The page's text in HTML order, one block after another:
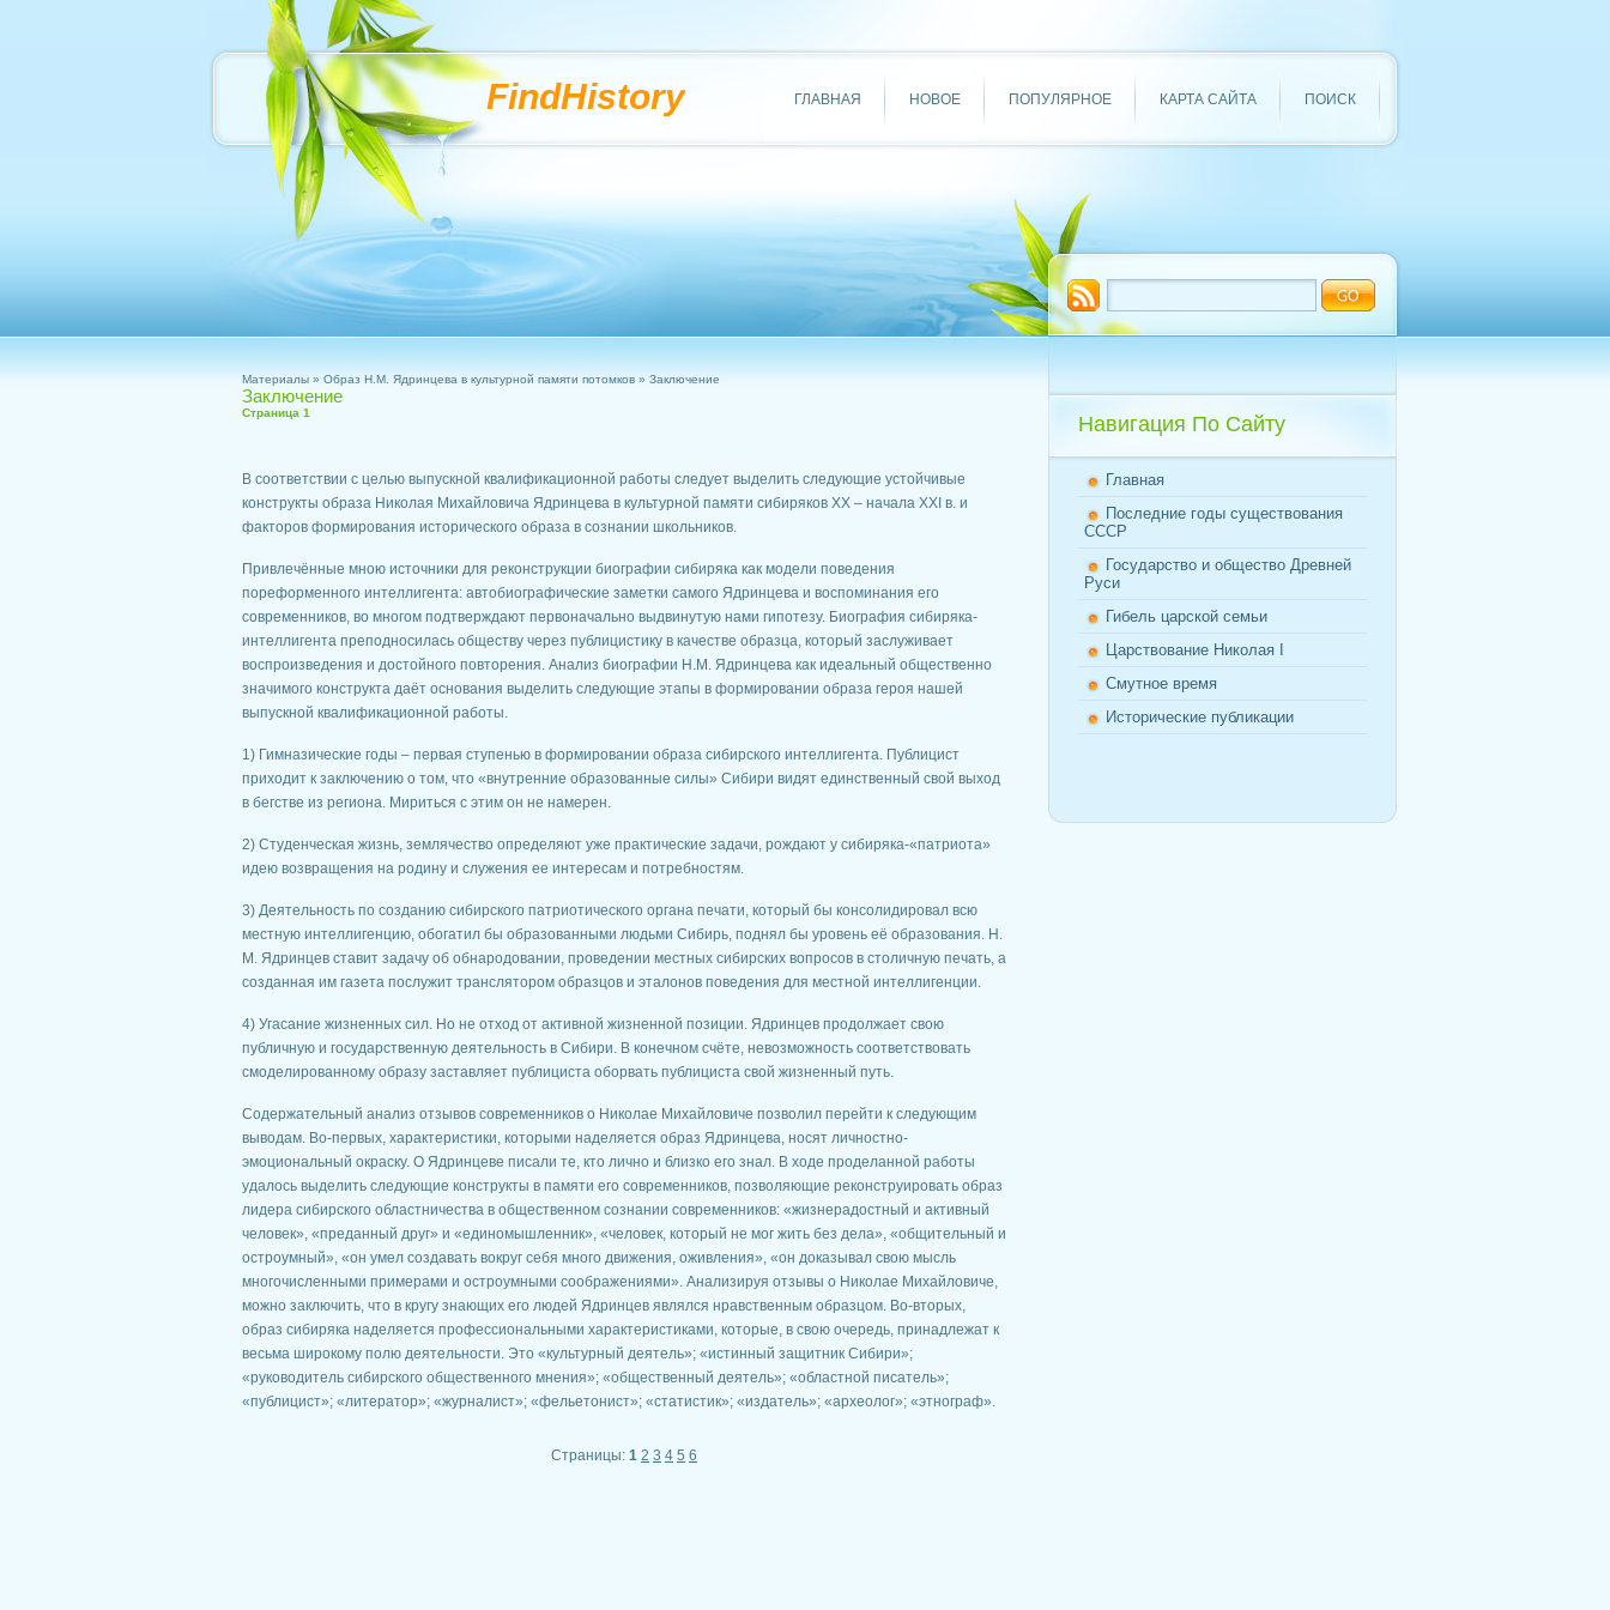
FindHistory ГЛАВНАЯ НОВОЕ ПОПУЛЯРНОЕ КАРТА САЙТА ПОИСК
Материалы » Образ Н.М. Ядринцева в культурной памяти потомков » Заключение
Заключение
Страница 1
В соответствии с целью выпускной квалификационной работы следует выделить следующие устойчивые
конструкты образа Николая Михайловича Ядринцева в культурной памяти сибиряков XX – начала XXI в. и
факторов формирования исторического образа в сознании школьников.
Привлечённые мною источники для реконструкции биографии сибиряка как модели поведения
пореформенного интеллигента: автобиографические заметки самого Ядринцева и воспоминания его
современников, во многом подтверждают первоначально выдвинутую нами гипотезу. Биография сибиряка-
интеллигента преподносилась обществу через публицистику в качестве образца, который заслуживает
воспроизведения и достойного повторения. Анализ биографии Н.М. Ядринцева как идеальный общественно
значимого конструкта даёт основания выделить следующие этапы в формировании образа героя нашей
выпускной квалификационной работы.
1) Гимназические годы – первая ступенью в формировании образа сибирского интеллигента. Публицист
приходит к заключению о том, что «внутренние образованные силы» Сибири видят единственный свой выход
в бегстве из региона. Мириться с этим он не намерен.
2) Студенческая жизнь, землячество определяют уже практические задачи, рождают у сибиряка-«патриота»
идею возвращения на родину и служения ее интересам и потребностям.
3) Деятельность по созданию сибирского патриотического органа печати, который бы консолидировал всю
местную интеллигенцию, обогатил бы образованными людьми Сибирь, поднял бы уровень её образования. Н.
М. Ядринцев ставит задачу об обнародовании, проведении местных сибирских вопросов в столичную печать, а
созданная им газета послужит транслятором образцов и эталонов поведения для местной интеллигенции.
4) Угасание жизненных сил. Но не отход от активной жизненной позиции. Ядринцев продолжает свою
публичную и государственную деятельность в Сибири. В конечном счёте, невозможность соответствовать
смоделированному образу заставляет публициста оборвать публициста свой жизненный путь.
Содержательный анализ отзывов современников о Николае Михайловиче позволил перейти к следующим
выводам. Во-первых, характеристики, которыми наделяется образ Ядринцева, носят личностно-
эмоциональный окраску. О Ядринцеве писали те, кто лично и близко его знал. В ходе проделанной работы
удалось выделить следующие конструкты в памяти его современников, позволяющие реконструировать образ
лидера сибирского областничества в общественном сознании современников: «жизнерадостный и активный
человек», «преданный друг» и «единомышленник», «человек, который не мог жить без дела», «общительный и
остроумный», «он умел создавать вокруг себя много движения, оживления», «он доказывал свою мысль
многочисленными примерами и остроумными соображениями». Анализируя отзывы о Николае Михайловиче,
можно заключить, что в кругу знающих его людей Ядринцев являлся нравственным образцом. Во-вторых,
образ сибиряка наделяется профессиональными характеристиками, которые, в свою очередь, принадлежат к
весьма широкому полю деятельности. Это «культурный деятель»; «истинный защитник Сибири»;
«руководитель сибирского общественного мнения»; «общественный деятель»; «областной писатель»;
«публицист»; «литератор»; «журналист»; «фельетонист»; «статистик»; «издатель»; «археолог»; «этнограф».
Страницы: 1 2 3 4 5 6
Навигация По Сайту
Главная
Последние годы существования
СССР
Государство и общество Древней
Руси
Гибель царской семьи
Царствование Николая I
Смутное время
Исторические публикации